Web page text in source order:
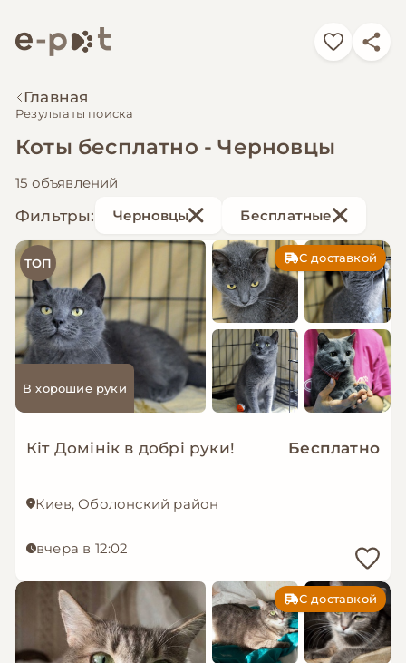
Главная
Результаты поиска
Коты бесплатно - Черновцы
15 объявлений
Фильтры: Черновцы Бесплатные
ТОП С доставкой
В хорошие руки
Кіт Домінік в добрі руки! Бесплатно
Киев, Оболонский район
вчера в 12:02
С доставкой